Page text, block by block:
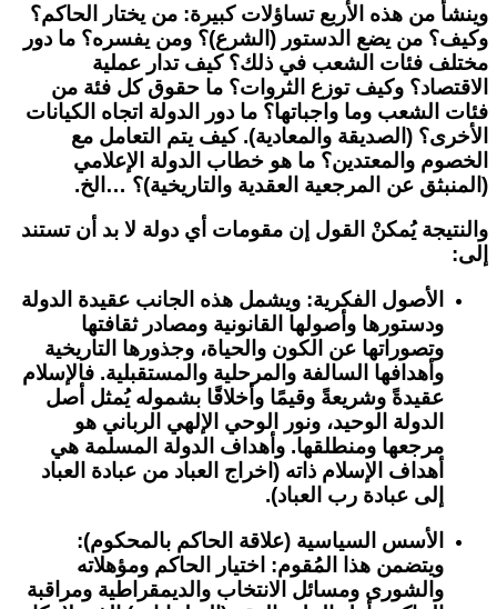
وينشأ من هذه الأربع تساؤلات كبيرة: من يختار الحاكم؟
وكيف؟ من يضع الدستور (الشرع)؟ ومن يفسره؟ ما دور
مختلف فئات الشعب في ذلك؟ كيف تدار عملية
الاقتصاد؟ وكيف توزع الثروات؟ ما حقوق كل فئة من
فئات الشعب وما واجباتها؟ ما دور الدولة اتجاه الكيانات
الأخرى؟ (الصديقة والمعادية). كيف يتم التعامل مع
الخصوم والمعتدين؟ ما هو خطاب الدولة الإعلامي
(المنبثق عن المرجعية العقدية والتاريخية)؟ …الخ.
والنتيجة يُمكنْ القول إن مقومات أي دولة لا بد أن تستند
إلى:
الأصول الفكرية: ويشمل هذه الجانب عقيدة الدولة
ودستورها وأصولها القانونية ومصادر ثقافتها
وتصوراتها عن الكون والحياة، وجذورها التاريخية
وأهدافها السالفة والمرحلية والمستقبلية. فالإسلام
عقيدةً وشريعةً وقيمًا وأخلاقًا بشموله يُمثل أصل
الدولة الوحيد، ونور الوحي الإلهي الرباني هو
مرجعها ومنطلقها. وأهداف الدولة المسلمة هي
أهداف الإسلام ذاته (اخراج العباد من عبادة العباد
إلى عبادة رب العباد).
الأسس السياسية (علاقة الحاكم بالمحكوم):
ويتضمن هذا المُقوم: اختيار الحاكم ومؤهلاته
والشورى ومسائل الانتخاب والديمقراطية ومراقبة